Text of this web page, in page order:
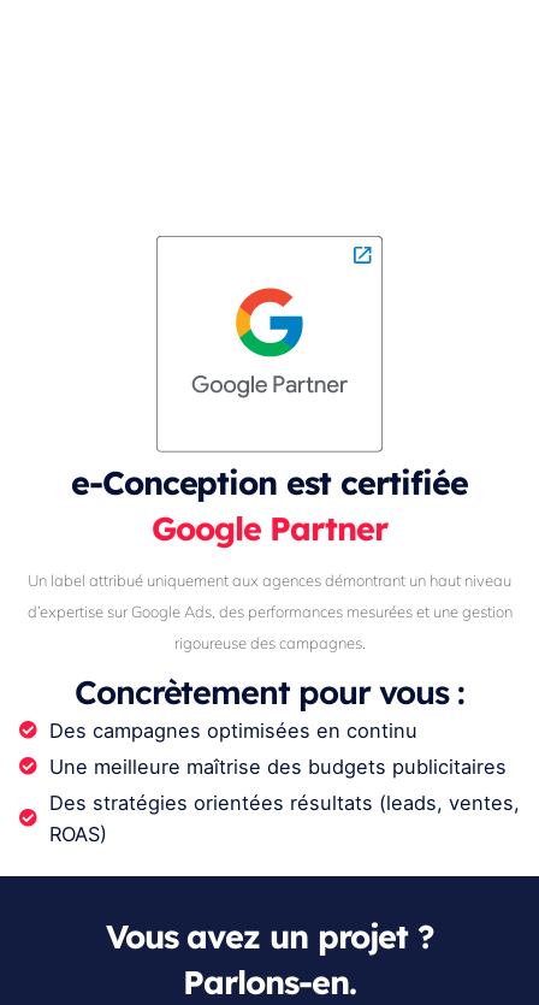
e-Conception est certifiée
Google Partner
Un label attribué uniquement aux agences démontrant un haut niveau
d’expertise sur Google Ads, des performances mesurées et une gestion
rigoureuse des campagnes.
Concrètement pour vous :
Des campagnes optimisées en continu
Une meilleure maîtrise des budgets publicitaires
Des stratégies orientées résultats (leads, ventes,
ROAS)
Vous avez un projet ?
Parlons-en.